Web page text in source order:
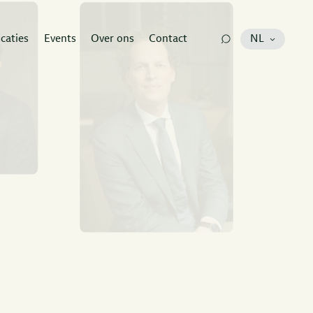
Events Over ons Contact NL